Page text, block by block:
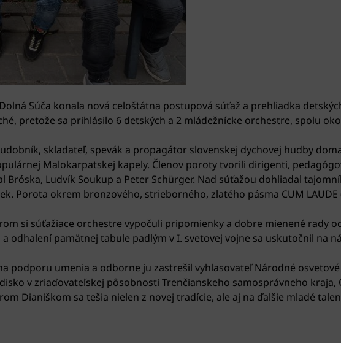
Súča konala nová celoštátna postupová súťaž a prehliadka
pretože sa prihlásilo 6 detských a 2 mládežnícke orchestre, spolu
skladateľ, spevák a propagátor slovenskej dychovej hudby
Malokarpatskej kapely. Členov poroty tvorili dirigenti,
Bróska, Ludvík Soukup a Peter Schürger. Nad súťažou dohliadal
Porota okrem bronzového, strieborného, zlatého pásma CUM
si súťažiace orchestre vypočuli pripomienky a dobre mienené rady
odhalení pamätnej tabule padlým v I. svetovej vojne sa uskutočnil na
podporu umenia a odborne ju zastrešil vyhlasovateľ Národné osvetové
v zriaďovateľskej pôsobnosti Trenčianskeho samosprávneho kraja,
Dianiškom sa tešia nielen z novej tradície, ale aj na ďalšie mladé